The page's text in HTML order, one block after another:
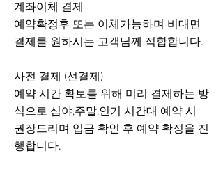
계좌이체 결제
예약확정후 또는 이체가능하며 비대면
결제를 원하시는 고객님께 적합합니다.
사전 결제 (선결제)
​예약 시간 확보를 위해 미리 결제하는 방
식으로 심야,주말,인기 시간대 예약 시
권장드리며 입금 확인 후 예약 확정을 진
행합니다.